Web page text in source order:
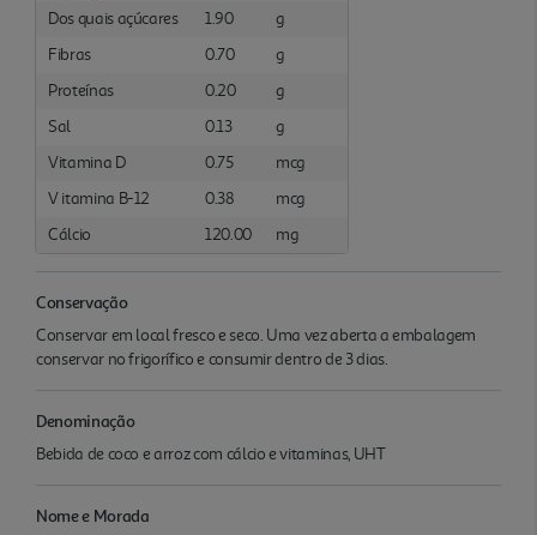
Dos quais açúcares 1.90
g
Fibras
0.70
g
Proteínas
0.20
g
Sal
0.13
g
Vitamina D
0.75
mcg
V itamina B-12
0.38
mcg
Cálcio
120.00 mg
Conservação
Conservar em local fresco e seco. Uma vez aberta a embalagem
conservar no frigorífico e consumir dentro de 3 dias.
Denominação
Bebida de coco e arroz com cálcio e vitaminas, UHT
Nome e Morada